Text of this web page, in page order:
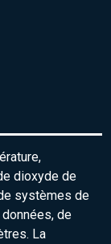
dioxyde de
systèmes de
de
La